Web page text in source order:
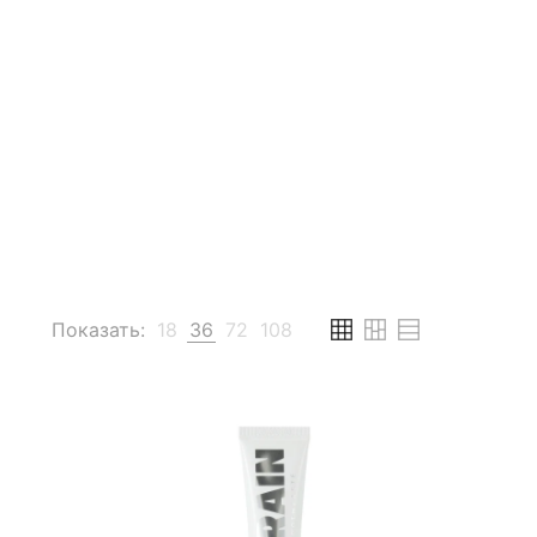
Показать: 18 36 72 108